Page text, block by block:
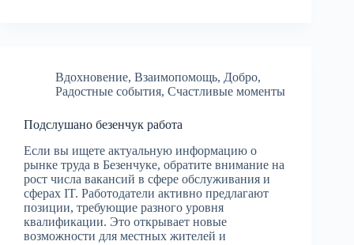
Вдохновение, Взаимопомощь, Добро,
Радостные события, Счастливые моменты
Подслушано безенчук работа
Если вы ищете актуальную информацию о
рынке труда в Безенчуке, обратите внимание на
рост числа вакансий в сфере обслуживания и
сферах IT. Работодатели активно предлагают
позиции, требующие разного уровня
квалификации. Это открывает новые
возможности для местных жителей и